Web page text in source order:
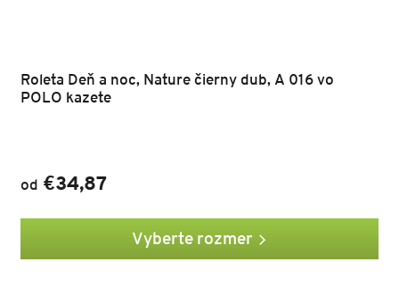
Roleta Deň a noc, Nature čierny dub, A 016 vo
POLO kazete
od €34,87
Vyberte rozmer